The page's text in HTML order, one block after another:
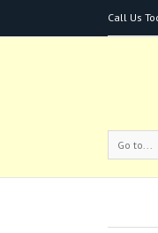
Call Us
Go to...